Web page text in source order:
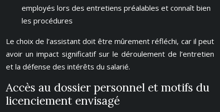
employés lors des entretiens préalables et connaît bien
les procédures
Le choix de l’assistant doit être mûrement réfléchi, car il peut
avoir un impact significatif sur le déroulement de l’entretien
et la défense des intérêts du salarié.
Accès au dossier personnel et motifs du
licenciement envisagé